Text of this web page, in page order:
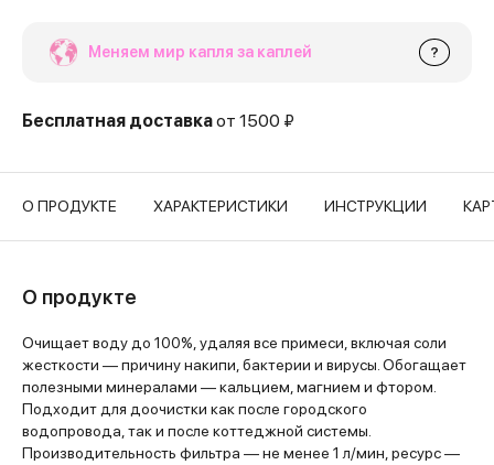
Меняем мир капля за каплей ?
Бесплатная доставкаот 1500 ₽
О ПРОДУКТЕ ХАРАКТЕРИСТИКИ ИНСТРУКЦИИ
О продукте
Очищает воду до 100%, удаляя все примеси, включая соли
жесткости — причину накипи, бактерии и вирусы. Обогащает
полезными минералами — кальцием, магнием и фтором.
Подходит для доочистки как после городского
водопровода, так и после коттеджной системы.
Производительность фильтра — не менее 1 л/мин, ресурс —